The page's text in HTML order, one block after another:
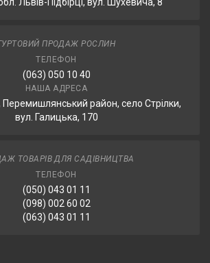
ПРОДАЖ РОСЛИН
ТЕЛЕФОН
(063) 050 10 40
НАША АДРЕСА
Перемишлянський район, село Стрілки,
вул. Галицька, 170
ТОВАРІВ ДЛЯ САДІВНИЦТВА
ТЕЛЕФОН
(050) 043 01 11
(098) 002 60 02
(063) 043 01 11